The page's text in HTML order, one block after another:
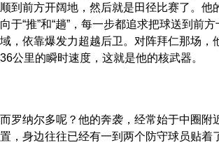
顺到前方开阔地，然后就是田径比赛了。他
向于“推”和“趟”，每一步都追求把球送到前
域，依靠爆发力超越后卫。对阵拜仁那场，
36公里的瞬时速度，这就是他的核武器。
而罗纳尔多呢？他的奔袭，经常始于中圈附
置，身边往往已经有一到两个防守球员贴着